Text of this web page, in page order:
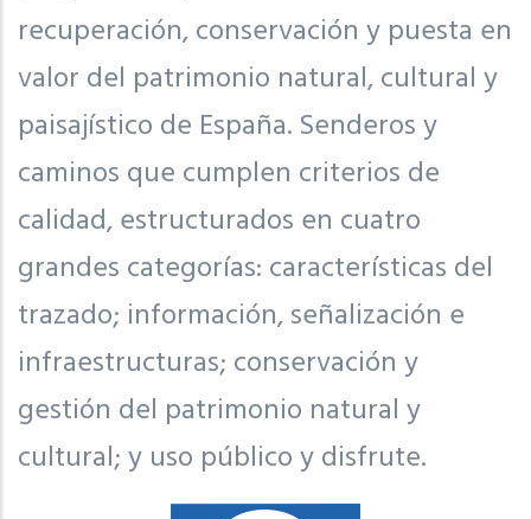
recuperación, conservación y puesta en
valor del patrimonio natural, cultural y
paisajístico de España. Senderos y
caminos que cumplen criterios de
calidad, estructurados en cuatro
grandes categorías: características del
trazado; información, señalización e
infraestructuras; conservación y
gestión del patrimonio natural y
cultural; y uso público y disfrute.